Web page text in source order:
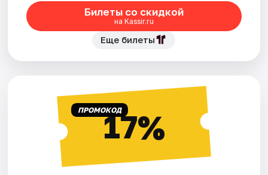
Билеты со скидкой
на Kassir.ru
Еще билеты
ПРОМОКОД17%